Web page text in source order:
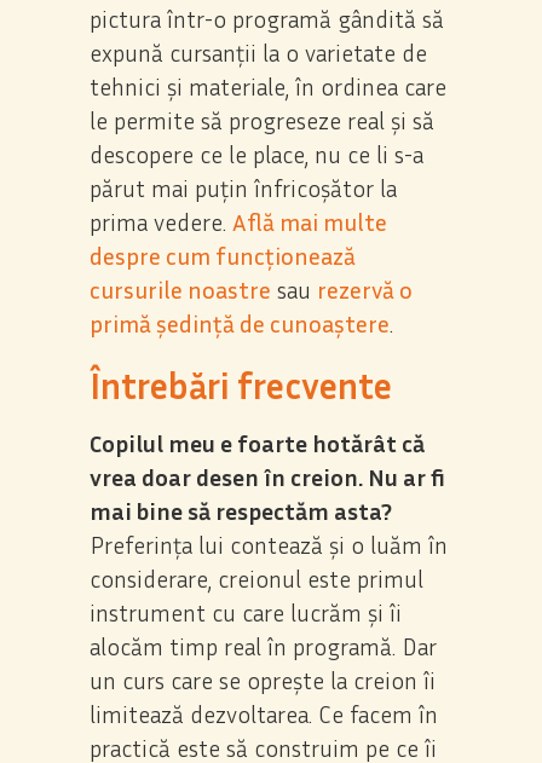
pictura într-o programă gândită să
expună cursanții la o varietate de
tehnici și materiale, în ordinea care
le permite să progreseze real și să
descopere ce le place, nu ce li s-a
părut mai puțin înfricoșător la
prima vedere. Află mai multe
despre cum funcționează
cursurile noastre sau rezervă o
primă ședință de cunoaștere
Întrebări frecvente
Copilul meu e foarte hotărât că
vrea doar desen în creion. Nu ar fi
mai bine să respectăm asta?
Preferința lui contează și o luăm în
considerare, creionul este primul
instrument cu care lucrăm și îi
alocăm timp real în programă. Dar
un curs care se oprește la creion îi
limitează dezvoltarea. Ce facem în
practică este să construim pe ce îi